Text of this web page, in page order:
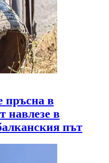
пръсна в
навлезе в
път